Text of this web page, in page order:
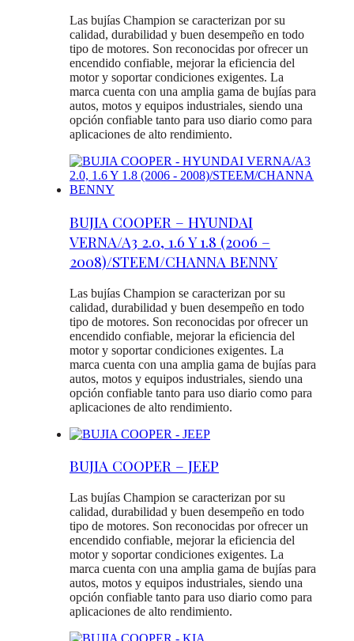
Las bujías Champion se caracterizan por su
calidad, durabilidad y buen desempeño en todo
tipo de motores. Son reconocidas por ofrecer un
encendido confiable, mejorar la eficiencia del
motor y soportar condiciones exigentes. La
marca cuenta con una amplia gama de bujías para
autos, motos y equipos industriales, siendo una
opción confiable tanto para uso diario como para
aplicaciones de alto rendimiento.
BUJIA COOPER – HYUNDAI
VERNA/A3 2.0, 1.6 Y 1.8 (2006 –
2008)/STEEM/CHANNA BENNY
Las bujías Champion se caracterizan por su
calidad, durabilidad y buen desempeño en todo
tipo de motores. Son reconocidas por ofrecer un
encendido confiable, mejorar la eficiencia del
motor y soportar condiciones exigentes. La
marca cuenta con una amplia gama de bujías para
autos, motos y equipos industriales, siendo una
opción confiable tanto para uso diario como para
aplicaciones de alto rendimiento.
BUJIA COOPER – JEEP
Las bujías Champion se caracterizan por su
calidad, durabilidad y buen desempeño en todo
tipo de motores. Son reconocidas por ofrecer un
encendido confiable, mejorar la eficiencia del
motor y soportar condiciones exigentes. La
marca cuenta con una amplia gama de bujías para
autos, motos y equipos industriales, siendo una
opción confiable tanto para uso diario como para
aplicaciones de alto rendimiento.